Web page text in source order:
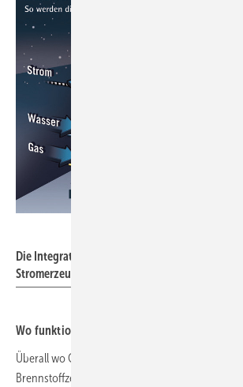
Die Integration von Brennstoffzellen im
Stromerzeugung ist keine Zukunftsmusik mehr
Wo funktioniert´s schon?
Überall wo Geld eine untergeordnete Rolle spielt
Brennstoffzellen sich bereits etablieren. In der